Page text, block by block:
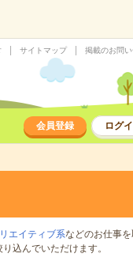
サイトマップ 掲載のお問
会員登録 ログ
エイティブ系などのお仕事を
込んでいただけます。